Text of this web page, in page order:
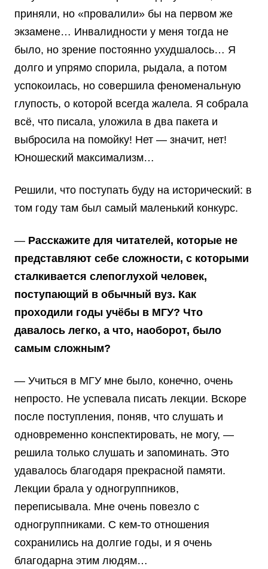
приняли, но «провалили» бы на первом же
экзамене… Инвалидности у меня тогда не
было, но зрение постоянно ухудшалось… Я
долго и упрямо спорила, рыдала, а потом
успокоилась, но совершила феноменальную
глупость, о которой всегда жалела. Я собрала
всё, что писала, уложила в два пакета и
выбросила на помойку! Нет — значит, нет!
Юношеский максимализм…
Решили, что поступать буду на исторический: в
том году там был самый маленький конкурс.
— Расскажите для читателей, которые не
представляют себе сложности, с которыми
сталкивается слепоглухой человек,
поступающий в обычный вуз. Как
проходили годы учёбы в МГУ? Что
давалось легко, а что, наоборот, было
самым сложным?
— Учиться в МГУ мне было, конечно, очень
непросто. Не успевала писать лекции. Вскоре
после поступления, поняв, что слушать и
одновременно конспектировать, не могу, —
решила только слушать и запоминать. Это
удавалось благодаря прекрасной памяти.
Лекции брала у одногруппников,
переписывала. Мне очень повезло с
одногруппниками. С кем-то отношения
сохранились на долгие годы, и я очень
благодарна этим людям…